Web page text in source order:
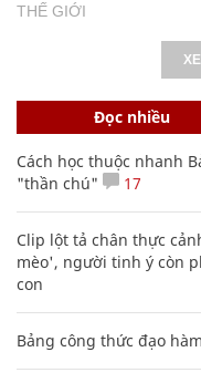
THẾ GIỚI
Đọc nhiều
Cách học thuộc nhanh
"thần chú"
17
Clip lột tả chân thực
mèo', người tinh ý còn
con
Bảng công thức đạo